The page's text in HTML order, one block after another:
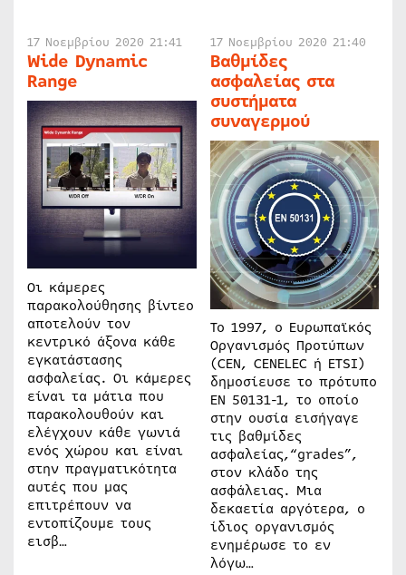
17 Νοεμβρίου 2020 21:41
Wide Dynamic
Range
Οι κάμερες
παρακολούθησης βίντεο
αποτελούν τον
κεντρικό άξονα κάθε
εγκατάστασης
ασφαλείας. Οι κάμερες
είναι τα μάτια που
παρακολουθούν και
ελέγχουν κάθε γωνιά
ενός χώρου και είναι
στην πραγματικότητα
αυτές που μας
επιτρέπουν να
εντοπίζουμε τους
εισβ…
17 Νοεμβρίου 2020 21:40
Βαθμίδες
ασφαλείας στα
συστήματα
συναγερμού
Το 1997, ο Ευρωπαϊκός
Οργανισμός Προτύπων
(CEN, CENELEC ή ETSI)
δημοσίευσε το πρότυπο
EN 50131-1, το οποίο
στην ουσία εισήγαγε
τις βαθμίδες
ασφαλείας,“grades”,
στον κλάδο της
ασφάλειας. Μια
δεκαετία αργότερα, ο
ίδιος οργανισμός
ενημέρωσε το εν
λόγω…